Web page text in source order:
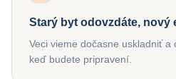
Starý byt odovzdáte, nový
Veci vieme dočasne uskladniť a
keď budete pripravení.